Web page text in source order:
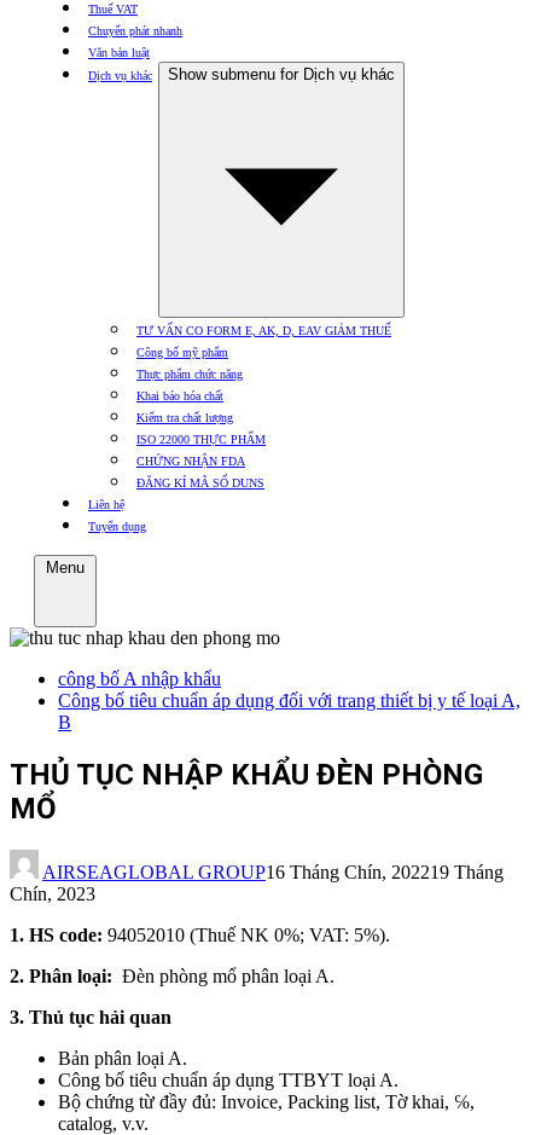
Thuế VAT
Chuyển phát nhanh
Văn bản luật
Dịch vụ khác
Show submenu for Dịch vụ khác
TƯ VẤN CO FORM E, AK, D, EAV GIẢM THUẾ
Công bố mỹ phẩm
Thực phẩm chức năng
Khai báo hóa chất
Kiểm tra chất lượng
ISO 22000 THỰC PHẨM
CHỨNG NHẬN FDA
ĐĂNG KÍ MÃ SỐ DUNS
Liên hệ
Tuyển dụng
Menu
công bố A nhập khẩu
Công bố tiêu chuẩn áp dụng đối với trang thiết bị y tế loại A,
B
THỦ TỤC NHẬP KHẨU ĐÈN PHÒNG
MỔ
AIRSEAGLOBAL GROUP16 Tháng Chín, 202219 Tháng
Chín, 2023
1. HS code: 94052010 (Thuế NK 0%; VAT: 5%).
2. Phân loại: Đèn phòng mổ phân loại A.
3. Thủ tục hải quan
Bản phân loại A.
Công bố tiêu chuẩn áp dụng TTBYT loại A.
Bộ chứng từ đầy đủ: Invoice, Packing list, Tờ khai, ℅,
catalog, v.v.